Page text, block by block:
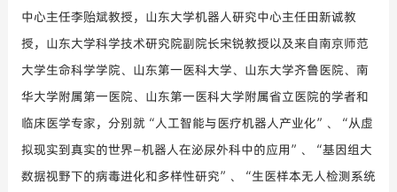
中心主任李贻斌教授， 山东大学机器人研究中心主任田新诚教
授， 山东大学科学技术研究院副院长宋锐教授以及来自南京师范
大学生命科学学院、 山东第一医科大学、山东大学齐鲁医院、南
华大学附属第一医院、 山东第一医科大学附属省立医院的学者和
临床医学专家， 分别就 “人工智能与医疗机器人产业化”、“从虚
拟现实到真实的世界—机器人在泌尿外科中的应用”、“基因组大
数据视野下的病毒进化和多样性研究”、“生医样本无人检测系统